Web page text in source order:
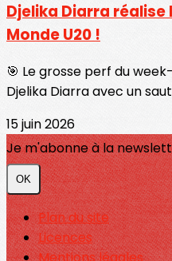
Djelika Diarra réalise
Monde U20 !
🎯 Le grosse perf du
Djelika Diarra avec un
15 juin 2026
Je m'abonne à la
OK
Plan du site
Licences